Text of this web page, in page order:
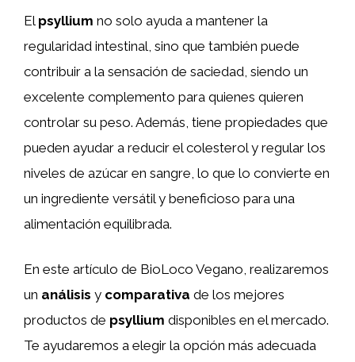
El psyllium no solo ayuda a mantener la
regularidad intestinal, sino que también puede
contribuir a la sensación de saciedad, siendo un
excelente complemento para quienes quieren
controlar su peso. Además, tiene propiedades que
pueden ayudar a reducir el colesterol y regular los
niveles de azúcar en sangre, lo que lo convierte en
un ingrediente versátil y beneficioso para una
alimentación equilibrada.
En este artículo de BioLoco Vegano, realizaremos
un análisis y comparativa de los mejores
productos de psyllium disponibles en el mercado.
Te ayudaremos a elegir la opción más adecuada